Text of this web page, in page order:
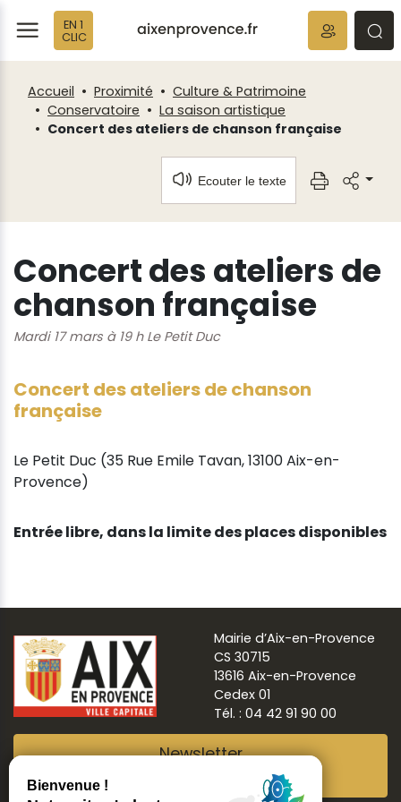
EN 1
CLIC
Accueil Proximité
Culture & Patrimoine
Conservatoire
La saison artistique
Concert des ateliers de chanson française
Ecouter le texte
Concert des ateliers de
chanson française
Mardi 17 mars à 19 h Le Petit Duc
Concert des ateliers de chanson
française
Le Petit Duc (35 Rue Emile Tavan, 13100 Aix-en-
Provence)
Entrée libre, dans la limite des places disponibles
Mairie d’Aix-en-Provence
CS 30715
13616 Aix-en-Provence
Cedex 01
Tél. : 04 42 91 90 00
Newsletter
Fenêtre
de
chat
Panneau de gestion des cookies